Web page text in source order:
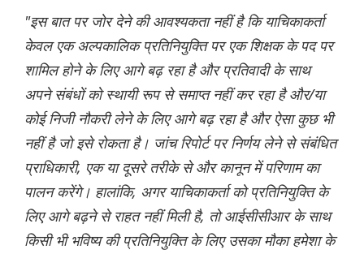
"इस बात पर जोर देने की आवश्यकता नहीं है कि याचिकाकर्ता
केवल एक अल्पकालिक प्रतिनियुक्ति पर एक शिक्षक के पद पर
शामिल होने के लिए आगे बढ़ रहा है और प्रतिवादी के साथ
अपने संबंधों को स्थायी रूप से समाप्त नहीं कर रहा है और/या
कोई निजी नौकरी लेने के लिए आगे बढ़ रहा है और ऐसा कुछ भी
नहीं है जो इसे रोकता है। जांच रिपोर्ट पर निर्णय लेने से संबंधित
प्राधिकारी, एक या दूसरे तरीके से और कानून में परिणाम का
पालन करेंगे। हालांकि, अगर याचिकाकर्ता को प्रतिनियुक्ति के
लिए आगे बढ़ने से राहत नहीं मिली है, तो आईसीसीआर के साथ
किसी भी भविष्य की प्रतिनियुक्ति के लिए उसका मौका हमेशा के